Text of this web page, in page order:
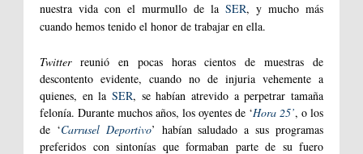
nuestra vida con el murmullo de la SER, y mucho más
cuando hemos tenido el honor de trabajar en ella.
Twitter reunió en pocas horas cientos de muestras de
descontento evidente, cuando no de injuria vehemente a
quienes, en la SER, se habían atrevido a perpetrar tamaña
felonía. Durante muchos años, los oyentes de ‘Hora 25’, o los
de ‘Carrusel Deportivo’ habían saludado a sus programas
preferidos con sintonías que formaban parte de su fuero